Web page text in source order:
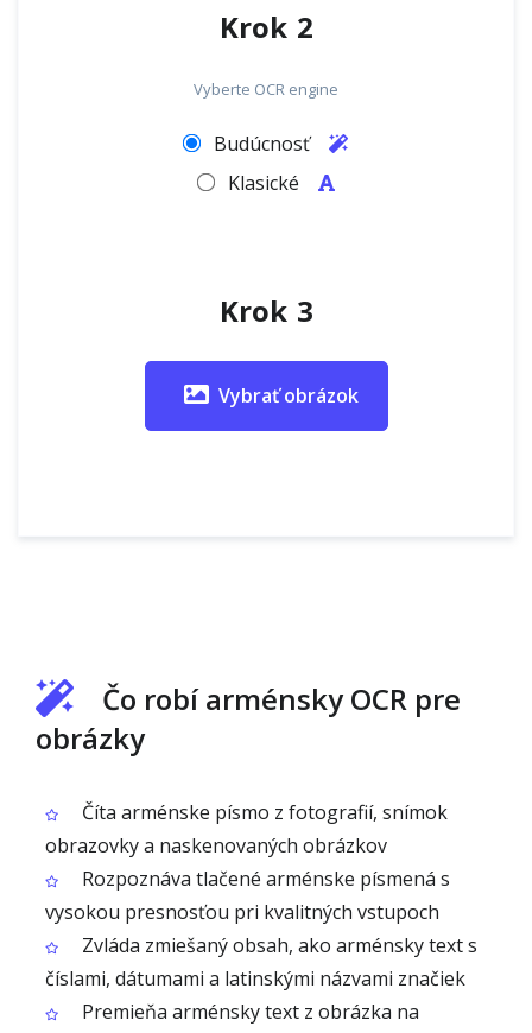
Krok 2
Vyberte OCR engine
Budúcnosť
Klasické
Krok 3
Vybrať obrázok
Čo robí arménsky OCR pre
obrázky
Číta arménske písmo z fotografií, snímok
obrazovky a naskenovaných obrázkov
Rozpoznáva tlačené arménske písmená s
vysokou presnosťou pri kvalitných vstupoch
Zvláda zmiešaný obsah, ako arménsky text s
číslami, dátumami a latinskými názvami značiek
Premieňa arménsky text z obrázka na